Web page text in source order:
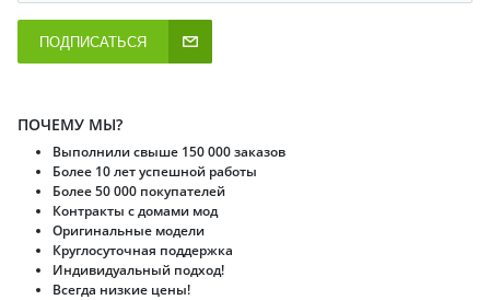
ПОДПИСАТЬСЯ
ПОЧЕМУ МЫ?
Выполнили свыше 150 000 заказов
Более 10 лет успешной работы
Более 50 000 покупателей
Контракты с домами мод
Оригинальные модели
Круглосуточная поддержка
Индивидуальный подход!
Всегда низкие цены!